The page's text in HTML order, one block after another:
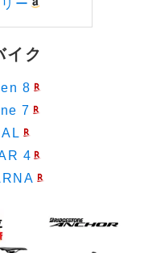
ー
イク
8
7
4